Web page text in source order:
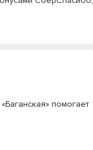
помогает